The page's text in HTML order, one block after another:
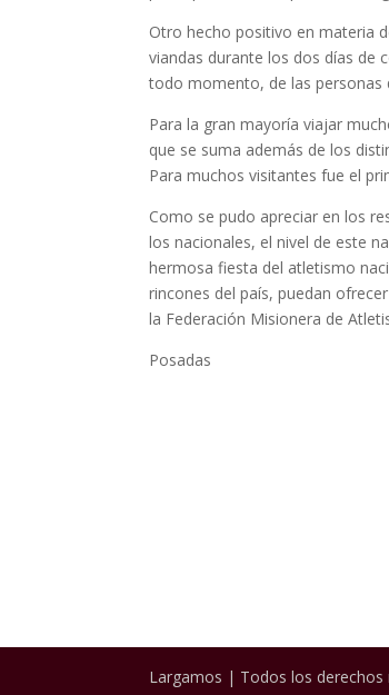
Otro hecho positivo en materia
viandas durante los dos días de
todo momento, de las personas
Para la gran mayoría viajar
que se suma además de los
Para muchos visitantes fue el
Como se pudo apreciar en los
los nacionales, el nivel de este
hermosa fiesta del atletismo
rincones del país, puedan
la Federación Misionera de
Posadas
Largamos | Todos los derechos